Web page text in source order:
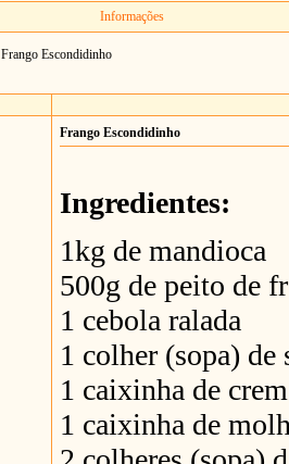
Informações
Frango Escondidinho
Frango Escondidinho
Ingredientes:
1kg de mandioca
500g de peito de
1 cebola ralada
1 colher (sopa) de
1 caixinha de
1 caixinha de